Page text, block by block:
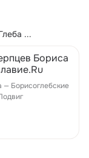
...
Бориса
— Борисоглебские